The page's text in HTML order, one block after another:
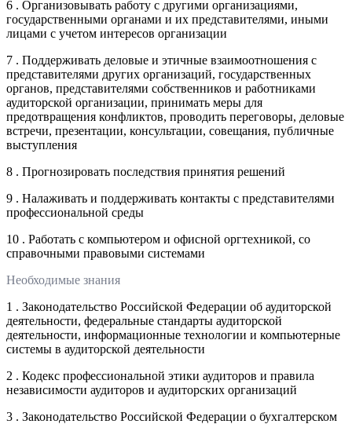
6 . Организовывать работу с другими организациями,
государственными органами и их представителями, иными
лицами с учетом интересов организации
7 . Поддерживать деловые и этичные взаимоотношения с
представителями других организаций, государственных
органов, представителями собственников и работниками
аудиторской организации, принимать меры для
предотвращения конфликтов, проводить переговоры, деловые
встречи, презентации, консультации, совещания, публичные
выступления
8 . Прогнозировать последствия принятия решений
9 . Налаживать и поддерживать контакты с представителями
профессиональной среды
10 . Работать с компьютером и офисной оргтехникой, со
справочными правовыми системами
Необходимые знания
1 . Законодательство Российской Федерации об аудиторской
деятельности, федеральные стандарты аудиторской
деятельности, информационные технологии и компьютерные
системы в аудиторской деятельности
2 . Кодекс профессиональной этики аудиторов и правила
независимости аудиторов и аудиторских организаций
3 . Законодательство Российской Федерации о бухгалтерском